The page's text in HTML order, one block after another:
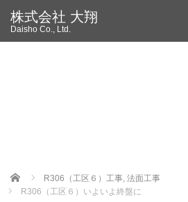
株式会社 大翔
Daisho Co., Ltd.
Home R306（工区６）工事, 法面工事
R306（工区６）いよいよ終盤に